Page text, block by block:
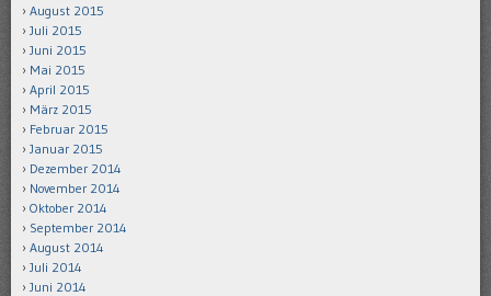
August 2015
Juli 2015
Juni 2015
Mai 2015
April 2015
März 2015
Februar 2015
Januar 2015
Dezember 2014
November 2014
Oktober 2014
September 2014
August 2014
Juli 2014
Juni 2014